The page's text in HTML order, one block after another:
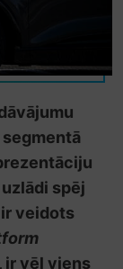
spēj
veidots
ir vēl viens